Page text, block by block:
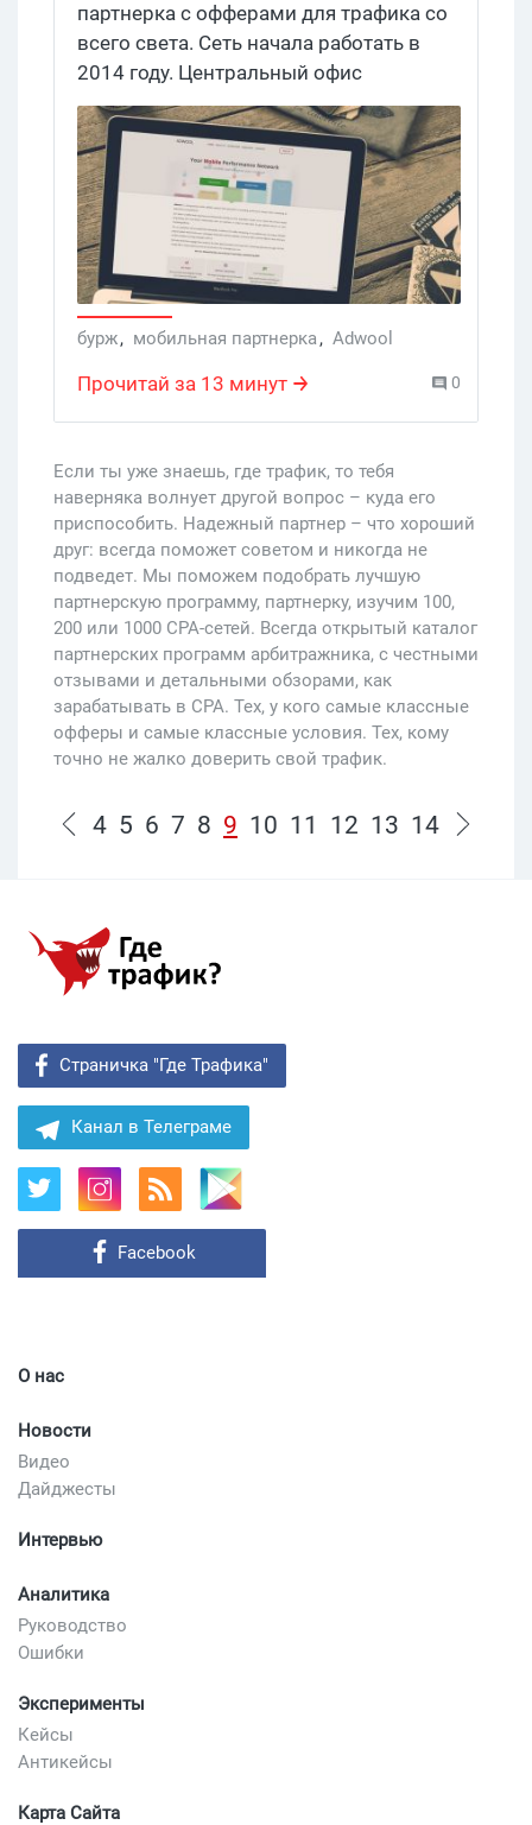
партнерка с офферами для трафика со
всего света. Сеть начала работать в
2014 году. Центральный офис
партнерки находится в Лондоне. Что
может предложить Adwoll российским
арбитражникам? Вот это мы сейчас и
посмотрим.
бурж, мобильная партнерка, Adwool
Прочитай за 13 минут 0
Если ты уже знаешь, где трафик, то тебя
наверняка волнует другой вопрос – куда его
приспособить. Надежный партнер – что хороший
друг: всегда поможет советом и никогда не
подведет. Мы поможем подобрать лучшую
партнерскую программу, партнерку, изучим 100,
200 или 1000 CPA-сетей. Всегда открытый каталог
партнерских программ арбитражника, с честными
отзывами и детальными обзорами, как
зарабатывать в CPA. Тех, у кого самые классные
офферы и самые классные условия. Тех, кому
точно не жалко доверить свой трафик.
4 5 6 7 8 9 10 11 12 13 14
Страничка "Где Трафика"
Канал в Телеграме
О нас
Новости
Видео
Дайджесты
Интервью
Аналитика
Руководство
Ошибки
Эксперименты
Кейсы
Антикейсы
Карта Сайта
Facebook